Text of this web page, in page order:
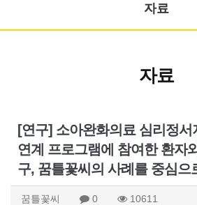
자료
자료
[연구] 소아완화의료 심리정
연계 프로그램에 참여한 환자
구, 꿈틀꽃씨의 사례를 중심으
꿈틀꽃씨 0 10611